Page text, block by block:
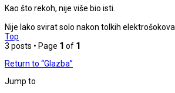
Kao što rekoh, nije više bio isti.
Nije lako svirat solo nakon tolkih elektrošokova.
Top
3 posts • Page 1 of 1
Return to “Glazba”
Jump to